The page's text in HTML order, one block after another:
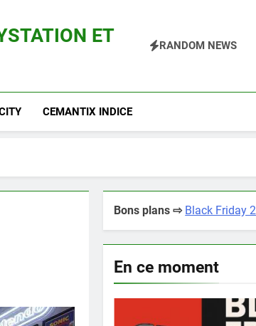
ET
RANDOM NEWS
CEMANTIX INDICE
Bons plans ⇨ Black Friday
En ce moment